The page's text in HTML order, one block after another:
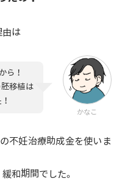
由は
かなこ
ら！
移植は
不妊治療助成金を使いま
和期間でした。